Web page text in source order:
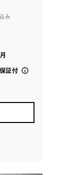
み
証付